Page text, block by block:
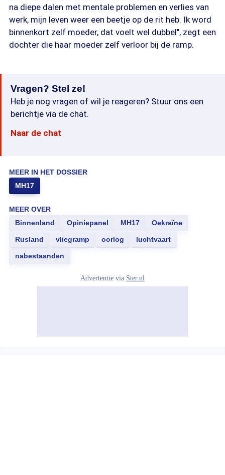
na diepe dalen met mentale problemen en verlies van
werk, mijn leven weer een beetje op de rit heb. Ik word
binnenkort zelf moeder, dat voelt wel dubbel", zegt een
dochter die haar moeder zelf verloor bij de ramp.
Vragen? Stel ze!
Heb je nog vragen of wil je reageren? Stuur ons een
berichtje via de chat.
Naar de chat
MEER IN HET DOSSIER
MH17
MEER OVER
Binnenland
Opiniepanel MH17 Oekraïne
Rusland vliegramp oorlog luchtvaart
nabestaanden
Advertentie via Ster.nl